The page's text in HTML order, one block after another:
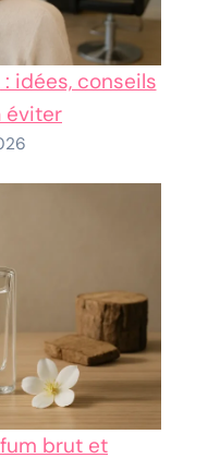
idées, conseils
éviter
brut et